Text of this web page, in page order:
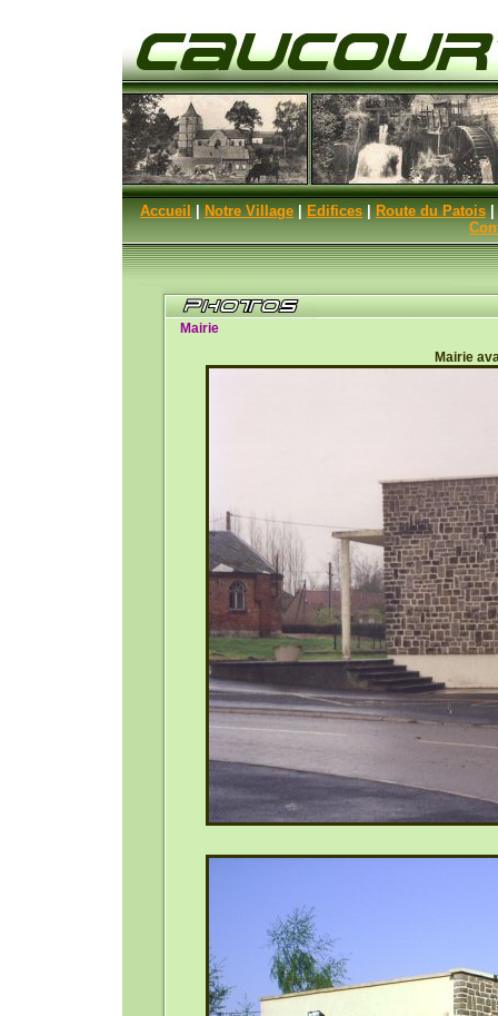
Accueil |Notre Village| Edifices |Route du Patois|
Mairie
Mairie